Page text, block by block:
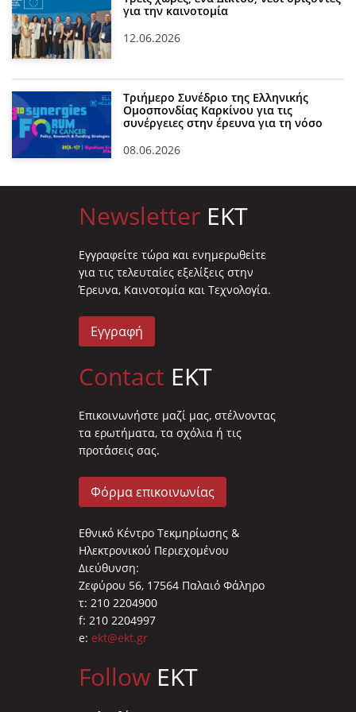
για την καινοτομία
12.06.2026
Τριήμερο Συνέδριο της Ελληνικής
Ομοσπονδίας Καρκίνου για τις
συνέργειες στην έρευνα για τη νόσο
08.06.2026
Newsletter EKT
Eγγραφείτε τώρα και ενημερωθείτε
για τις τελευταίες εξελίξεις στην
Έρευνα, Καινοτομία και Τεχνολογία.
Εγγραφή
Contact EKT
Επικοινωνήστε μαζί μας, στέλνοντας
τα ερωτήματα, τα σχόλια ή τις
προτάσεις σας.
Φόρμα επικοινωνίας
Εθνικό Κέντρο Τεκμηρίωσης &
Ηλεκτρονικού Περιεχομένου
Διεύθυνση:
Ζεφύρου 56, 17564 Παλαιό Φάληρο
τ: 210 2204900
f: 210 2204997
e: ekt@ekt.gr
Follow EKT